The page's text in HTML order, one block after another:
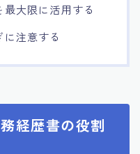
大限に活用する
注意する
経歴書の役割